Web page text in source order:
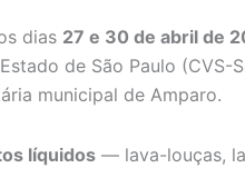
dias 27 e 30 de abril de
de São Paulo (CVS-
municipal de Amparo.
líquidos — lava-louças,